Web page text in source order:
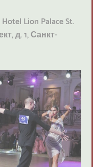
Lion Palace St.
д. 1, Санкт-